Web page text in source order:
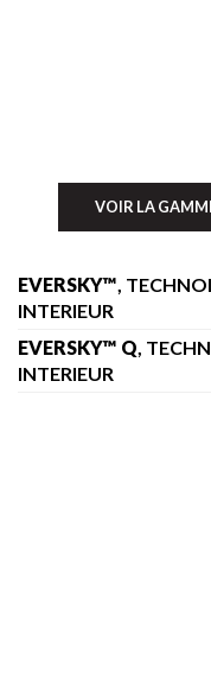
VOIR LA
EVERSKY™,
INTERIEUR
EVERSKY™ Q,
INTERIEUR